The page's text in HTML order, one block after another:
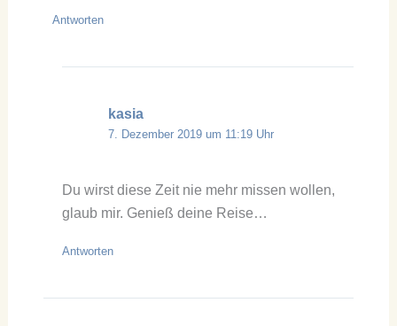
Antworten
kasia
7. Dezember 2019 um 11:19 Uhr
Du wirst diese Zeit nie mehr missen wollen,
glaub mir. Genieß deine Reise…
Antworten